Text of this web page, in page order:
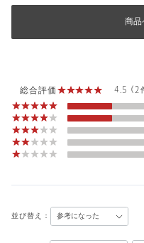
商品
総合評価
4.5 (2
並び替え：